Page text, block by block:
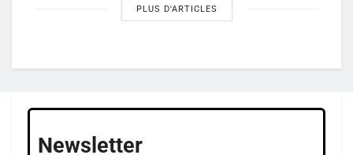
PLUS D'ARTICLES
Newsletter